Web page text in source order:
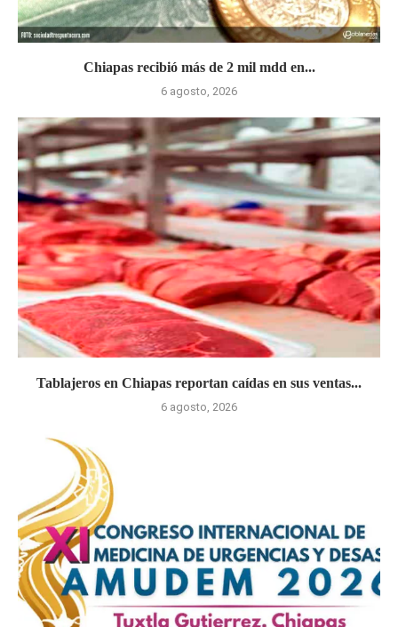
Chiapas recibió más de 2 mil mdd en...
6 agosto, 2026
Tablajeros en Chiapas reportan caídas en sus ventas...
6 agosto, 2026